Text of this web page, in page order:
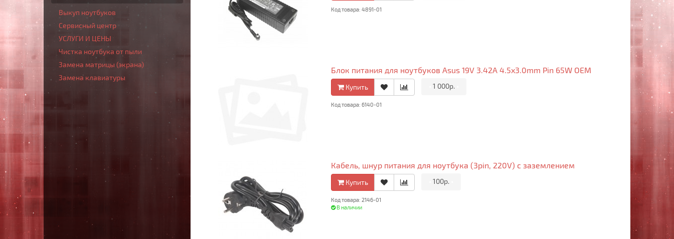
Выкуп ноутбуков
Сервисный центр
УСЛУГИ И ЦЕНЫ
Чистка ноутбука от пыли
Замена матрицы (экрана)
Замена клавиатуры
Код товара: 4891-01
Блок питания для ноутбуков Asus 19V 3.42A 4.5x3.0mm Pin 65W OEM
Купить 1 000р.
Код товара: 6140-01
Кабель, шнур питания для ноутбука (3pin, 220V) с заземлением
Купить 100р.
Код товара: 2146-01
В наличии